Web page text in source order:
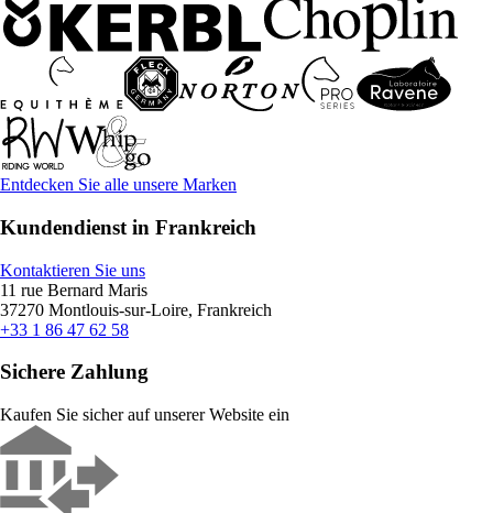
Entdecken Sie alle unsere Marken
Kundendienst in Frankreich
Kontaktieren Sie uns
11 rue Bernard Maris
37270 Montlouis-sur-Loire, Frankreich
+33 1 86 47 62 58
Sichere Zahlung
Kaufen Sie sicher auf unserer Website ein